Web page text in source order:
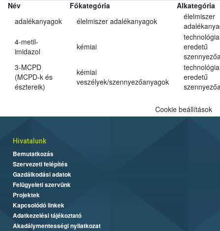
Név Főkategória
Alkategória
adalékanyagok
élelmiszer adalékanyagok
élelmiszer
4-metil-
imidazol
kémiai
eredetű
3-MCPD
(MCPD-k és
észtereik)
kémiai
veszélyek/szennyezőanyagok
eredetű
Cookie beállítások
Hivatalunk
Bemutatkozás
Szervezeti felépítés
Gazdálkodási adatok
Felügyeleti szervünk
Projektek
Kapcsolódó linkek
Adatkezelési tájékoztató
Akadálymentességi nyilatkozat